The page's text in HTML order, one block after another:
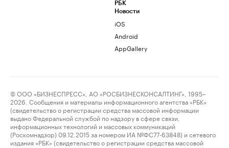
РБК
Новости
iOS
Android
AppGallery
© ООО «БИЗНЕСПРЕСС», АО «РОСБИЗНЕСКОНСАЛТИНГ», 1995–
2026. Сообщения и материалы информационного агентства «РБК»
(свидетельство о регистрации средства массовой информации
выдано Федеральной службой по надзору в сфере связи,
информационных технологий и массовых коммуникаций
(Роскомнадзор) 09.12.2015 за номером ИА №ФС77-63848) и сетевого
издания «РБК» (свидетельство о регистрации средства массовой